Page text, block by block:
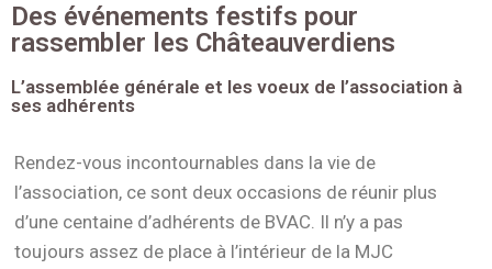
Des événements festifs pour
rassembler les Châteauverdiens
L’assemblée générale et les voeux de l’association à
ses adhérents
Rendez-vous incontournables dans la vie de
l’association, ce sont deux occasions de réunir plus
d’une centaine d’adhérents de BVAC. Il n’y a pas
toujours assez de place à l’intérieur de la MJC